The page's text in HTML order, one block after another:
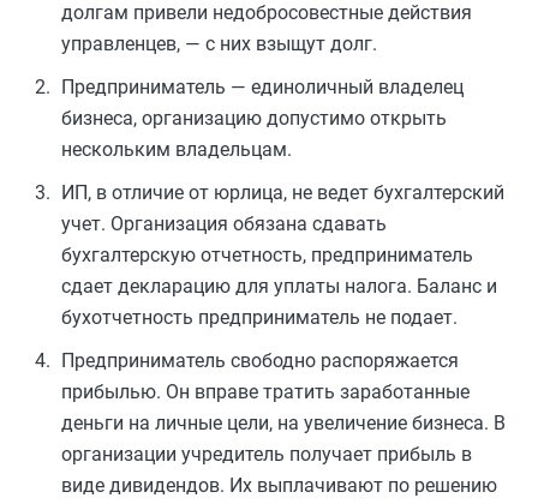
долгам привели недобросовестные действия
управленцев, — с них взыщут долг.
Предприниматель — единоличный владелец
бизнеса, организацию допустимо открыть
нескольким владельцам.
ИП, в отличие от юрлица, не ведет бухгалтерский
учет. Организация обязана сдавать
бухгалтерскую отчетность, предприниматель
сдает декларацию для уплаты налога. Баланс и
бухотчетность предприниматель не подает.
Предприниматель свободно распоряжается
прибылью. Он вправе тратить заработанные
деньги на личные цели, на увеличение бизнеса. В
организации учредитель получает прибыль в
виде дивидендов. Их выплачивают по решению